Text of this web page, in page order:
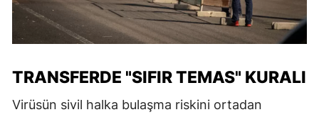
TRANSFERDE "SIFIR TEMAS" KURALI
Virüsün sivil halka bulaşma riskini ortadan